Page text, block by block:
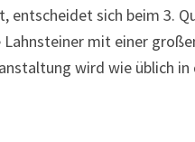
entscheidet sich beim 3.
mit einer
wird wie üblich in